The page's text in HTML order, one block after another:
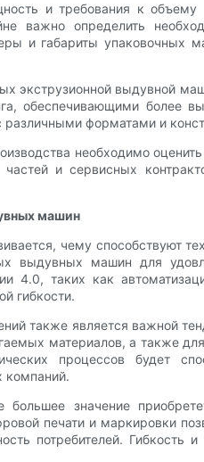
и требования к
важно определить
и габариты упаковочных
экструзионной
обеспечивающими более
форматами и
необходимо
и сервисных
машин
чему способствуют
выдувных машин для
4.0, таких как
гибкости.
также является
материалов, а также
процессов будет
компаний.
значение
печати и маркировки
потребителей.